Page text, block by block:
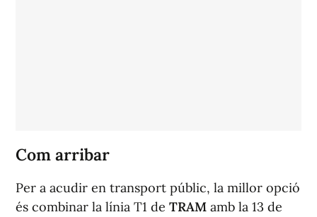
Com arribar
Per a acudir en transport públic, la millor opció
és combinar la línia T1 de TRAM amb la 13 de